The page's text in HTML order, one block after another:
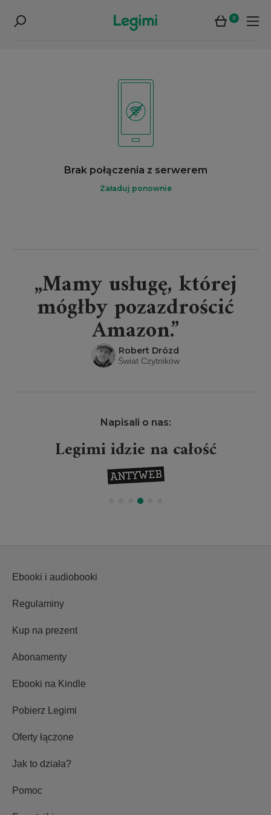
0
Brak połączenia z serwerem
Załaduj ponownie
„Mamy usługę, której
mógłby pozazdrościć
Amazon.”
Robert Drózd
Świat Czytników
Napisali o nas:
Legimi idzie na całość
Ebooki i audiobooki
Regulaminy
Kup na prezent
Abonamenty
Ebooki na Kindle
Pobierz Legimi
Oferty łączone
Jak to działa?
Pomoc